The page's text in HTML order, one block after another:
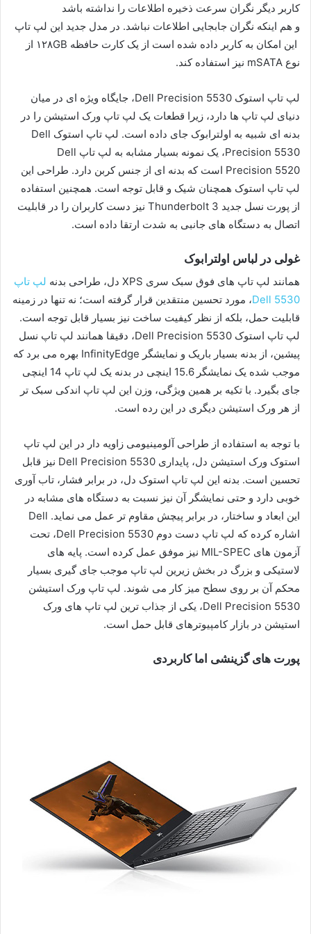
کاربر دیگر نگران سرعت ذخیره اطلاعات را نداشته باشد
و هم اینکه نگران جابجایی اطلاعات نباشد. در مدل جدید این لپ تاپ
این امکان به کاربر داده شده است از یک کارت حافظه ۱۲۸GB از
نوع mSATA نیز استفاده کند.
لپ تاپ استوک Dell Precision 5530، جایگاه ویژه ای در میان
دنیای لپ تاپ ها دارد، زیرا قطعات یک لپ تاپ ورک استیشن را در
بدنه ای شبیه به اولترابوک جای داده است. لپ تاپ استوک Dell
Precision 5530، یک نمونه بسیار مشابه به لپ تاپ Dell
Precision 5520 است که بدنه ای از جنس کربن دارد. طراحی این
لپ تاپ استوک همچنان شیک و قابل توجه است. همچنین استفاده
از پورت نسل جدید Thunderbolt 3 نیز دست کاربران را در قابلیت
اتصال به دستگاه های جانبی به شدت ارتقا داده است.
غولی در لباس اولترابوک
همانند لپ تاپ های فوق سبک سری XPS دل، طراحی بدنه
لپ تاپ
Dell 5530، مورد تحسین منتقدین قرار گرفته است؛ نه تنها در زمینه
قابلیت حمل، بلکه از نظر کیفیت ساخت نیز بسیار قابل توجه است.
لپ تاپ استوک Dell Precision 5530، دقیقا همانند لپ تاپ نسل
پیشین، از بدنه بسیار باریک و نمایشگر InfinityEdge بهره می برد که
موجب شده یک نمایشگر 15.6 اینچی در بدنه یک لپ تاپ 14 اینچی
جای بگیرد. با تکیه بر همین ویژگی، وزن این لپ تاپ اندکی سبک تر
از هر ورک استیشن دیگری در این رده است.
با توجه به استفاده از طراحی آلومینیومی زاویه دار در این لپ تاپ
استوک ورک استیشن دل، پایداری Dell Precision 5530 نیز قابل
تحسین است. بدنه این لپ تاپ استوک دل، در برابر فشار، تاب آوری
خوبی دارد و حتی نمایشگر آن نیز نسبت به دستگاه های مشابه در
این ابعاد و ساختار، در برابر پیچش مقاوم تر عمل می نماید. Dell
اشاره کرده که لپ تاپ دست دوم Dell Precision 5530، تحت
آزمون های MIL-SPEC نیز موفق عمل کرده است. پایه های
لاستیکی و بزرگ در بخش زیرین لپ تاپ موجب جای گیری بسیار
محکم آن بر روی سطح میز کار می شوند. لپ تاپ ورک استیشن
Dell Precision 5530، یکی از جذاب ترین لپ تاپ های ورک
استیشن در بازار کامپیوترهای قابل حمل است.
پورت های گزینشی اما کاربردی